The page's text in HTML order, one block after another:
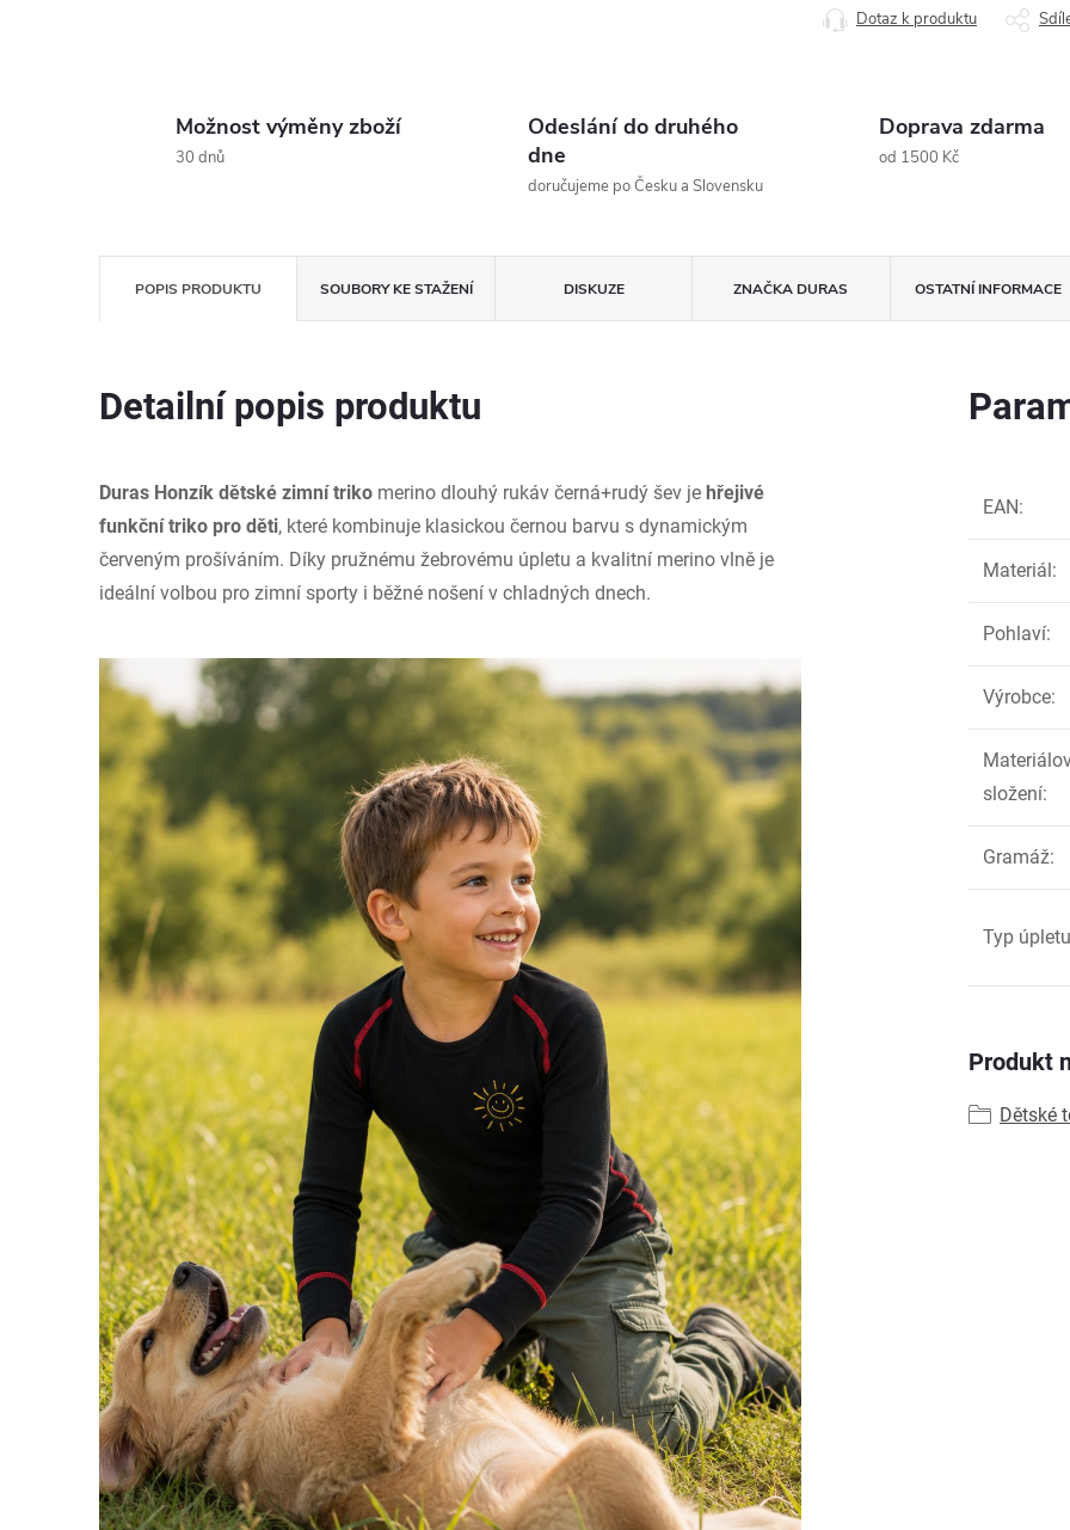
Dotaz k produktu
Možnost výměny zboží
30 dnů
Odeslání do druhého
dne
doručujeme po Česku a Slovensku
Doprava zdarma
od 1500 Kč
POPIS PRODUKTU SOUBORY KE STAŽENÍ DISKUZE ZNAČKA DURAS OSTATNÍ INFORMACE
Detailní popis produktu
Duras Honzík dětské zimní triko merino dlouhý rukáv černá+rudý šev je hřejivé
funkční triko pro děti, které kombinuje klasickou černou barvu s dynamickým
červeným prošíváním. Díky pružnému žebrovému úpletu a kvalitní merino vlně je
ideální volbou pro zimní sporty i běžné nošení v chladných dnech.
EAN:
Materiál:
Pohlaví:
Výrobce:
složení:
Gramáž:
Typ úpletu
Produkt
Dětské